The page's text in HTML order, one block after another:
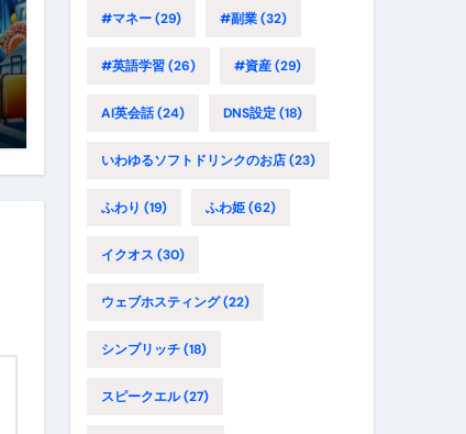
#マネー(29) #副業(32)
#英語学習(26) #資産(29)
AI英会話(24) DNS設定(18)
いわゆるソフトドリンクのお店(23)
ふわり (19) ふわ姫(62)
イクオス (30)
ウェブホスティング(22)
シンプリッチ(18)
スピークエル(27)